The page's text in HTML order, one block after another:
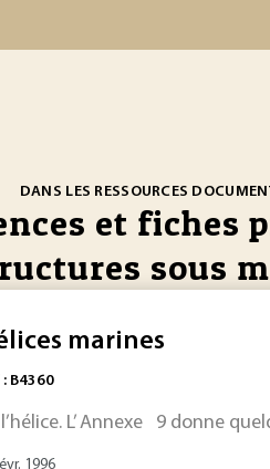
DANS LES RESSOURCES
et fiches
sous
et la
marines
: B4360
L’ Annexe 9 donne
1996